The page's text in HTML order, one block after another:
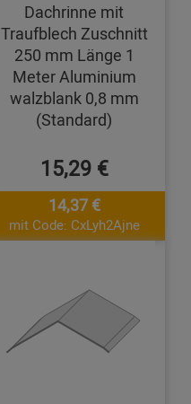
Dachrinne mit
Traufblech Zuschnitt
250 mm Länge 1
Meter Aluminium
walzblank 0,8 mm
(Standard)
15,29 €
14,37 €
mit Code: CxLyh2Ajne